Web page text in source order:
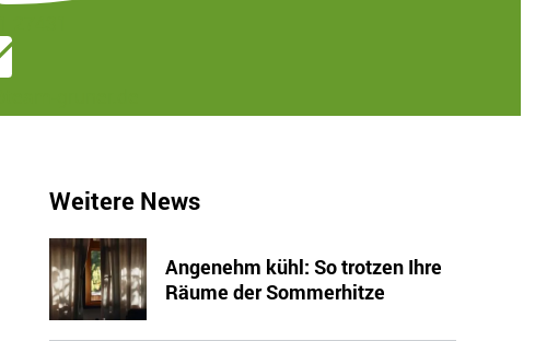
Weitere News
Angenehm kühl: So trotzen Ihre
Räume der Sommerhitze